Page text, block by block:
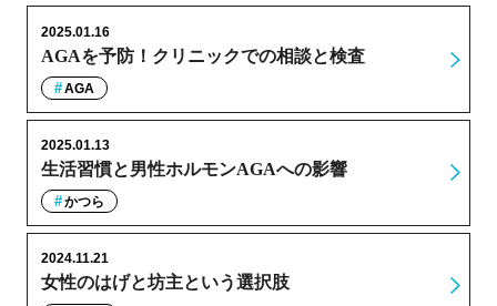
AGAを予防！クリニックでの相談と検査
2025.01.16
AGA
生活習慣と男性ホルモンAGAへの影響
2025.01.13
かつら
女性のはげと坊主という選択肢
2024.11.21